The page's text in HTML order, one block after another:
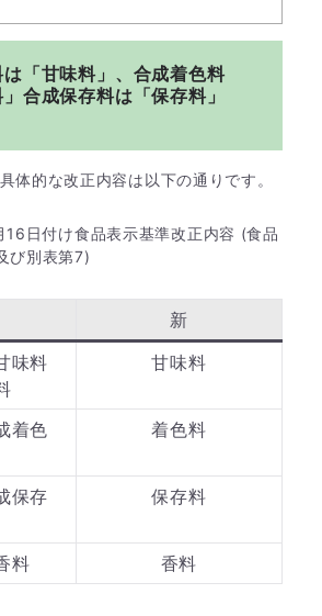
「甘味料」、合成着色料
合成保存料は「保存料」
体的な改正内容は以下の通りです。
日付け食品表示基準改正内容 (食品
び別表第7)
新
味料
甘味料
着色
着色料
保存
保存料
料 香料